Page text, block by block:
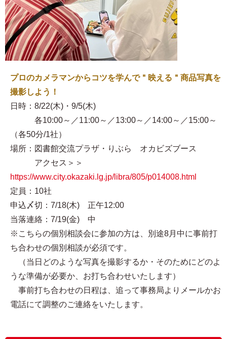
プロのカメラマンからコツを学んで＂映える＂商品写真を
撮影しよう！
日時：8/22(木)・9/5(木)
各10:00～／11:00～／13:00～／14:00～／15:00～
（各50分/1社）
場所：図書館交流プラザ・りぶら オカビズブース
アクセス＞＞
https://www.city.okazaki.lg.jp/libra/805/p014008.html
定員：10社
申込〆切：7/18(木) 正午12:00
当落連絡：7/19(金) 中
※こちらの個別相談会に参加の方は、別途8月中に事前打
ち合わせの個別相談が必須です。
（当日どのような写真を撮影するか・そのためにどのよ
うな準備が必要か、お打ち合わせいたします）
事前打ち合わせの日程は、追って事務局よりメールかお
電話にて調整のご連絡をいたします。